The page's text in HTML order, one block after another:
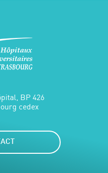
BP 426
cedex